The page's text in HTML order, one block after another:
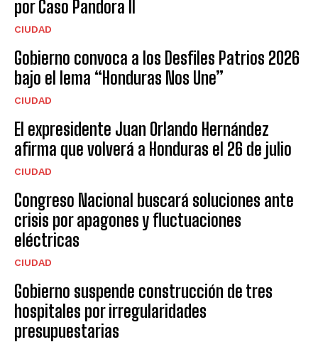
por Caso Pandora II
CIUDAD
Gobierno convoca a los Desfiles Patrios 2026
bajo el lema “Honduras Nos Une”
CIUDAD
El expresidente Juan Orlando Hernández
afirma que volverá a Honduras el 26 de julio
CIUDAD
Congreso Nacional buscará soluciones ante
crisis por apagones y fluctuaciones
eléctricas
CIUDAD
Gobierno suspende construcción de tres
hospitales por irregularidades
presupuestarias